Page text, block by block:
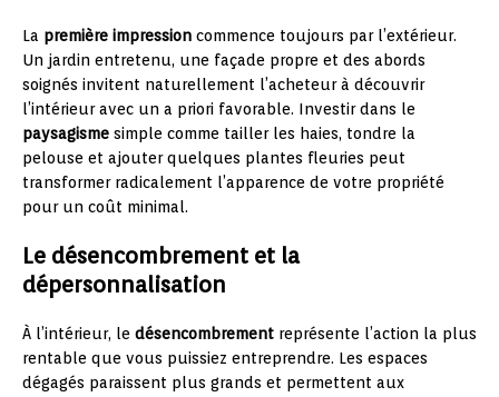
La première impression commence toujours par l’extérieur.
Un jardin entretenu, une façade propre et des abords
soignés invitent naturellement l’acheteur à découvrir
l’intérieur avec un a priori favorable. Investir dans le
paysagisme simple comme tailler les haies, tondre la
pelouse et ajouter quelques plantes fleuries peut
transformer radicalement l’apparence de votre propriété
pour un coût minimal.
Le désencombrement et la
dépersonnalisation
À l’intérieur, le désencombrement représente l’action la plus
rentable que vous puissiez entreprendre. Les espaces
dégagés paraissent plus grands et permettent aux